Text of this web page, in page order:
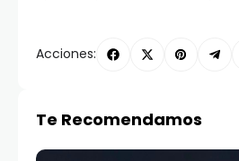
Acciones:
Te Recomendamos